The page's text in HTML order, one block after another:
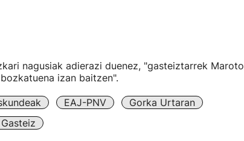
nagusiak adierazi duenez, "gasteiztarrek Maroto
izan baitzen".
EAJ-PNV
Gorka Urtaran
Gasteiz